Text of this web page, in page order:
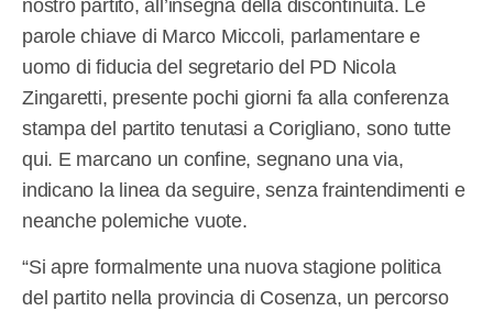
nostro partito, all’insegna della discontinuità. Le
parole chiave di Marco Miccoli, parlamentare e
uomo di fiducia del segretario del PD Nicola
Zingaretti, presente pochi giorni fa alla conferenza
stampa del partito tenutasi a Corigliano, sono tutte
qui. E marcano un confine, segnano una via,
indicano la linea da seguire, senza fraintendimenti e
neanche polemiche vuote.
“Si apre formalmente una nuova stagione politica
del partito nella provincia di Cosenza, un percorso